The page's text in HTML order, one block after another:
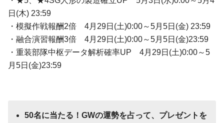
日(木) 23:59
・模擬作戦報酬2倍 4月29日(土)0:00～5月5日(金) 23:59
・融合演習報酬3倍 4月29日(土)0:00～5月5日(金)23:59
・重装部隊中枢データ解析確率UP 4月29日(土)0:00～5
月5日(金)23:59
50名に当たる！GWの運勢を占って、プレゼントを